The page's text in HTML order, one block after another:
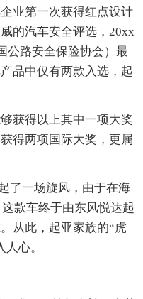
业第一次获得红点设计
的汽车安全评选，20xx
公路安全保险协会）最
品中仅有两款入选，起
获得以上其中一项大奖
得两项国际大奖，更属
了一场旋风，由于在海
款车终于由东风悦达起
从此，起亚家族的“虎
心。